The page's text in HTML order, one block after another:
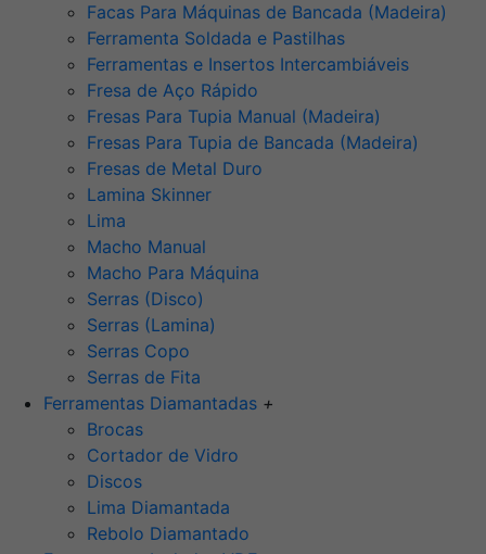
Facas Para Máquinas de Bancada (Madeira)
Ferramenta Soldada e Pastilhas
Ferramentas e Insertos Intercambiáveis
Fresa de Aço Rápido
Fresas Para Tupia Manual (Madeira)
Fresas Para Tupia de Bancada (Madeira)
Fresas de Metal Duro
Lamina Skinner
Lima
Macho Manual
Macho Para Máquina
Serras (Disco)
Serras (Lamina)
Serras Copo
Serras de Fita
Ferramentas Diamantadas +
Brocas
Cortador de Vidro
Discos
Lima Diamantada
Rebolo Diamantado